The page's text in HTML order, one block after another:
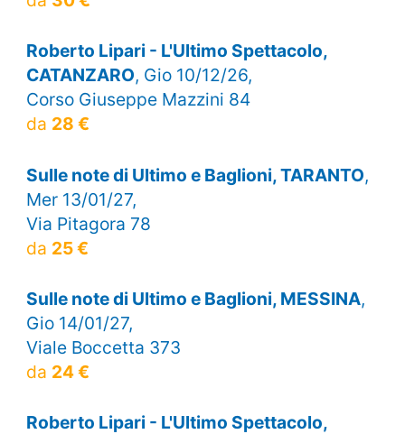
Roberto Lipari - L'Ultimo Spettacolo,
CATANZARO, Gio 10/12/26,
Corso Giuseppe Mazzini 84
da 28 €
Sulle note di Ultimo e Baglioni, TARANTO,
Mer 13/01/27,
Via Pitagora 78
da 25 €
Sulle note di Ultimo e Baglioni, MESSINA,
Gio 14/01/27,
Viale Boccetta 373
da 24 €
Roberto Lipari - L'Ultimo Spettacolo,